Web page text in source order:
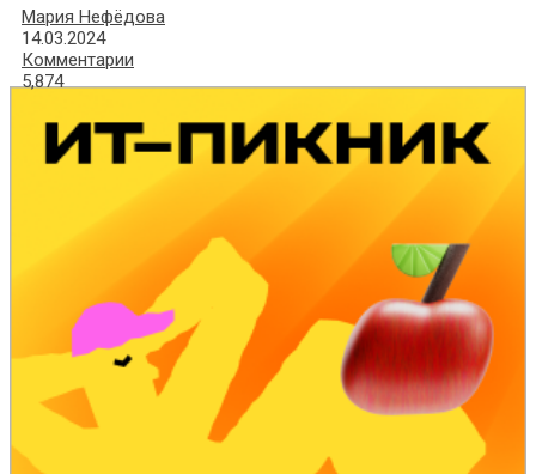
Мария Нефёдова
14.03.2024
Комментарии
5,874